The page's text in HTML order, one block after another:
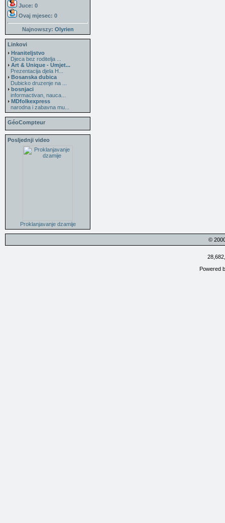
Juce: 0
Ovaj mjesec: 0
Najnowszy: Olyrien
Linkovi
Hraniteljstvo
Djeca bez roditelja ...
Art & Unique - Umjet...
Prezentacija djela H...
Bosanska dubica
Dubicko druzenje na ...
bosnjaci
informactivan, nauca...
MDfolkexpress
narodna i zabavna mu...
GéoCompteur
Posljednji video
Proklanjavanje dzamije
©
Powered